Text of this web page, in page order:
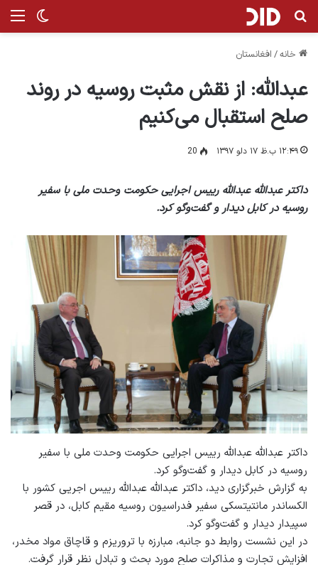
تغییر جستجو برای
خانه/ افغانستان
عبدالله: از نقش مثبت روسیه در روند
صلح استقبال می‌کنیم
۱۲:۴۹ ب.ظ ۱۷ دلو ۱۳۹۷ 20
داکتر عبدالله عبدالله رییس اجرایی حکومت وحدت ملی با سفیر
روسیه در کابل دیدار و گفت‌وگو کرد.
داکتر عبدالله عبدالله رییس اجرایی حکومت وحدت ملی با سفیر
روسیه در کابل دیدار و گفت‌وگو کرد.
به گزارش خبرگزاری دید، داکتر عبدالله عبدالله رییس اجریی کشور با
الکساندر مانتیتسکی سفیر فدراسیون روسیه مقیم کابل، در قصر
سپیدار دیدار و گفت‌وگو کرد.
در این نشست روابط دو جانبه، مبارزه با تروريزم و قاچاق مواد مخدر،
افزایش تجارت و مذاکرات صلح مورد بحث و تبادل نظر قرار گرفت.